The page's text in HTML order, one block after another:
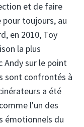
et de faire
toujours, au
en 2010, Toy
la plus
Andy sur le point
sont confrontés à
a été
l'un des
émotionnels du